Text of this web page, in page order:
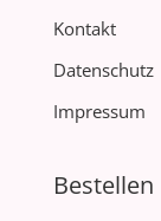
Kontakt
Datenschutz
Impressum
Bestellen